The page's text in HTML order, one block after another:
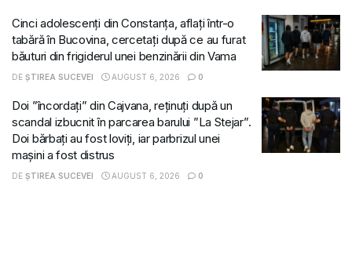
Cinci adolescenți din Constanța, aflați într-o
tabără în Bucovina, cercetați după ce au furat
băuturi din frigiderul unei benzinării din Vama
DE ȘTIREA SUCEVEI AUGUST 6, 2026 0
Doi ”încordați” din Cajvana, reținuți după un
scandal izbucnit în parcarea barului ”La Stejar”.
Doi bărbați au fost loviți, iar parbrizul unei
mașini a fost distrus
DE ȘTIREA SUCEVEI AUGUST 6, 2026 0